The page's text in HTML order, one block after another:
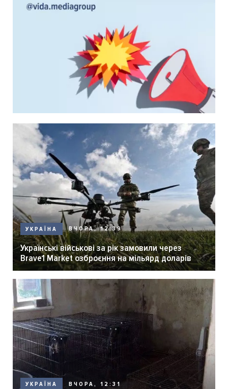
УКРАЇНА ВЧОРА, 12:39
Українські військові за рік замовили через
Brave1 Market озброєння на мільярд доларів
УКРАЇНА ВЧОРА, 12:31